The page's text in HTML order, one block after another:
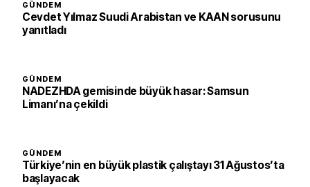
GÜNDEM
Cevdet Yılmaz Suudi Arabistan ve KAAN sorusunu
yanıtladı
GÜNDEM
NADEZHDA gemisinde büyük hasar: Samsun
Limanı’na çekildi
GÜNDEM
Türkiye’nin en büyük plastik çalıştayı 31 Ağustos’ta
başlayacak